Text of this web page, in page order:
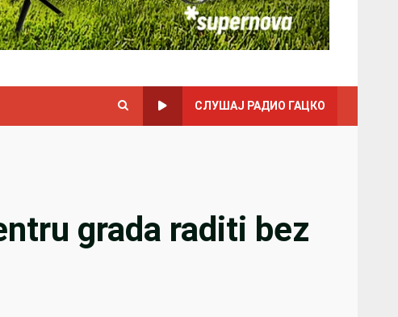
СЛУШАЈ РАДИО ГАЦКО
grada raditi bez